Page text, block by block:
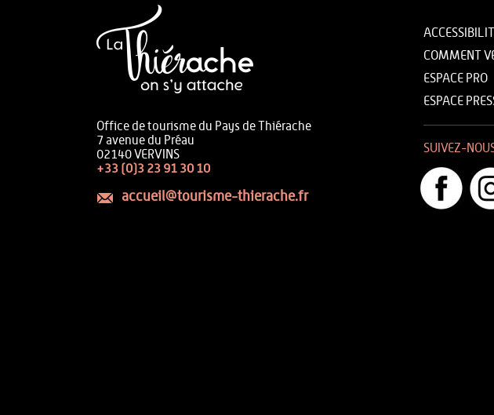
Office de tourisme du Pays de Thiérache
7 avenue du Préau
02140 VERVINS
+33 (0)3 23 91 30 10
accueil@tourisme-thierache.fr
COMMENT
ESPACE PRO
ESPACE
SUIVEZ-